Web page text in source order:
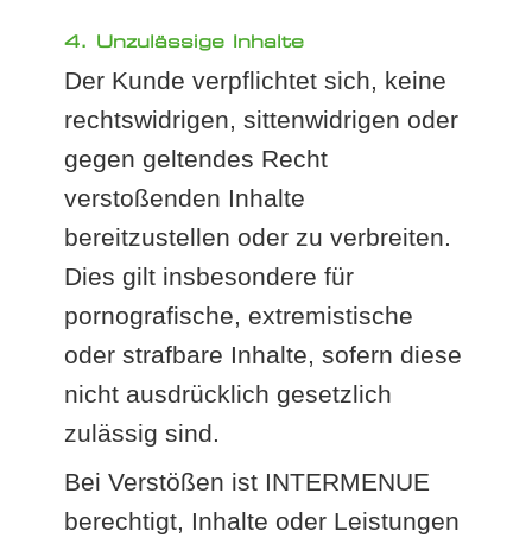
4. Unzulässige Inhalte
Der Kunde verpflichtet sich, keine
rechtswidrigen, sittenwidrigen oder
gegen geltendes Recht
verstoßenden Inhalte
bereitzustellen oder zu verbreiten.
Dies gilt insbesondere für
pornografische, extremistische
oder strafbare Inhalte, sofern diese
nicht ausdrücklich gesetzlich
zulässig sind.
Bei Verstößen ist INTERMENUE
berechtigt, Inhalte oder Leistungen